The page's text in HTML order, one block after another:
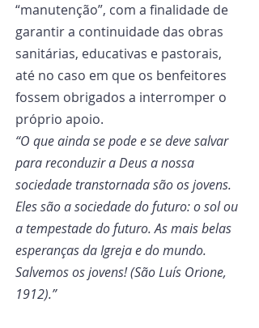
“manutenção”, com a finalidade de
garantir a continuidade das obras
sanitárias, educativas e pastorais,
até no caso em que os benfeitores
fossem obrigados a interromper o
próprio apoio.
“O que ainda se pode e se deve salvar
para reconduzir a Deus a nossa
sociedade transtornada são os jovens.
Eles são a sociedade do futuro: o sol ou
a tempestade do futuro. As mais belas
esperanças da Igreja e do mundo.
Salvemos os jovens! (São Luís Orione,
1912).”